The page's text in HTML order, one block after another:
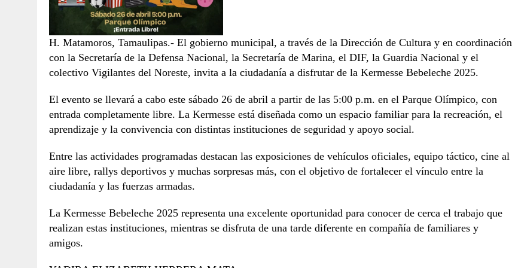
H. Matamoros, Tamaulipas.- El gobierno municipal, a través de la Dirección de Cultura y en coordinación
con la Secretaría de la Defensa Nacional, la Secretaría de Marina, el DIF, la Guardia Nacional y el
colectivo Vigilantes del Noreste, invita a la ciudadanía a disfrutar de la Kermesse Bebeleche 2025.
El evento se llevará a cabo este sábado 26 de abril a partir de las 5:00 p.m. en el Parque Olímpico, con
entrada completamente libre. La Kermesse está diseñada como un espacio familiar para la recreación, el
aprendizaje y la convivencia con distintas instituciones de seguridad y apoyo social.
Entre las actividades programadas destacan las exposiciones de vehículos oficiales, equipo táctico, cine al
aire libre, rallys deportivos y muchas sorpresas más, con el objetivo de fortalecer el vínculo entre la
ciudadanía y las fuerzas armadas.
La Kermesse Bebeleche 2025 representa una excelente oportunidad para conocer de cerca el trabajo que
realizan estas instituciones, mientras se disfruta de una tarde diferente en compañía de familiares y
amigos.